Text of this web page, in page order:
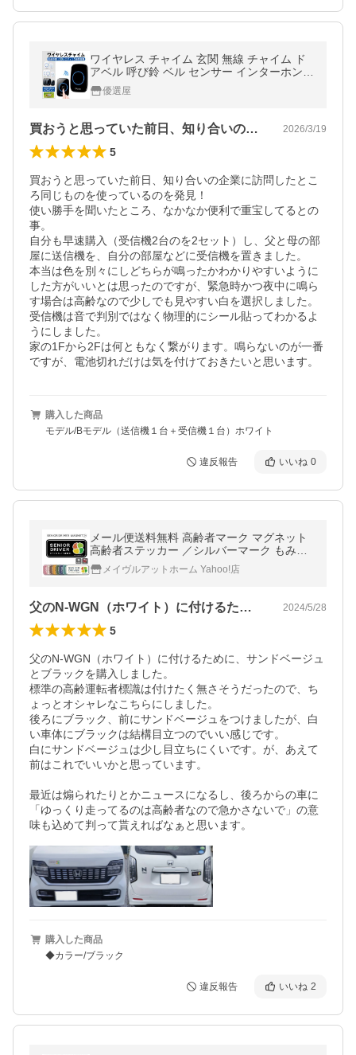
ワイヤレス チャイム 玄関 無線 チャイム ド
アベル 呼び鈴 ベル センサー インターホン
防水 受信機 2台 受信機 おしゃれ 介護 高齢
者 交換 ピンポン 大きい音
優選屋
買おうと思っていた前日、知り合いの企業… 2026/3/19
5
買おうと思っていた前日、知り合いの企業に訪問したとこ
ろ同じものを使っているのを発見！
使い勝手を聞いたところ、なかなか便利で重宝してるとの
事。
自分も早速購入（受信機2台のを2セット）し、父と母の部
屋に送信機を、自分の部屋などに受信機を置きました。
本当は色を別々にしどちらが鳴ったかわかりやすいように
した方がいいとは思ったのですが、緊急時かつ夜中に鳴ら
す場合は高齢なので少しでも見やすい白を選択しました。
受信機は音で判別ではなく物理的にシール貼ってわかるよ
うにしました。
家の1Fから2Fは何ともなく繋がります。鳴らないのが一番
ですが、電池切れだけは気を付けておきたいと思います。
購入した商品
モデル/Bモデル（送信機１台＋受信機１台）ホワイト
違反報告 いいね 0
メール便送料無料 高齢者マーク マグネット
高齢者ステッカー ／シルバーマーク もみじ
マーク 安全運転 敬老の日 （マグネットタイ
プ/高齢者simple）
メイヴルアットホーム Yahoo!店
父のN-WGN（ホワイト）に付けるため… 2024/5/28
5
父のN-WGN（ホワイト）に付けるために、サンドベージュ
とブラックを購入しました。
標準の高齢運転者標識は付けたく無さそうだったので、ち
ょっとオシャレなこちらにしました。
後ろにブラック、前にサンドベージュをつけましたが、白
い車体にブラックは結構目立つのでいい感じです。
白にサンドベージュは少し目立ちにくいです。が、あえて
前はこれでいいかと思っています。
最近は煽られたりとかニュースになるし、後ろからの車に
「ゆっくり走ってるのは高齢者なので急かさないで」の意
味も込めて判って貰えればなぁと思います。
購入した商品
◆カラー/ブラック
違反報告 いいね 2